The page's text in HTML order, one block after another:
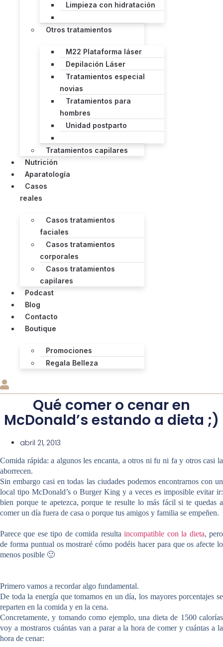
Limpieza con hidratación
Otros tratamientos
M22 Plataforma láser
Depilación Láser
Tratamientos especial
novias
Tratamientos para
hombres
Unidad postparto
Tratamientos capilares
Nutrición
Aparatología
Casos
reales
Casos tratamientos
faciales
Casos tratamientos
corporales
Casos tratamientos
capilares
Podcast
Blog
Contacto
Boutique
Promociones
Regala Belleza
Qué comer o cenar en
McDonald’s estando a dieta ;)
abril 21, 2013
Comida rápida: a algunos les encanta, a otros ni fu ni fa y otros casi la
aborrecen.
Sin embargo casi en todas las ciudades podemos encontrarnos con un
local tipo McDonald’s o Burger King y a veces es imposible evitar ir:
bien porque te apetezca, porque te resulte lo más fácil si te quedas a
comer un día fuera de casa o porque tus amigos y familia se empeñen.
Parece que ese tipo de comida resulta incompatible con la dieta, pero
de forma puntual os mostraré cómo podéis hacer para que os afecte lo
menos posible 🙂
Primero vamos a recordar algo fundamental.
De toda la energía que tomamos en un día, los mayores porcentajes se
reparten en la comida y en la cena.
Concretamente, y tomando como ejemplo, una dieta de 1500 calorías
voy a mostraros cuántas van a parar a la hora de comer y cuántas a la
hora de cenar: